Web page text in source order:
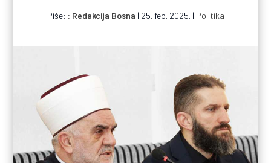
Piše: Redakcija Bosna | 25. feb. 2025. | Politika